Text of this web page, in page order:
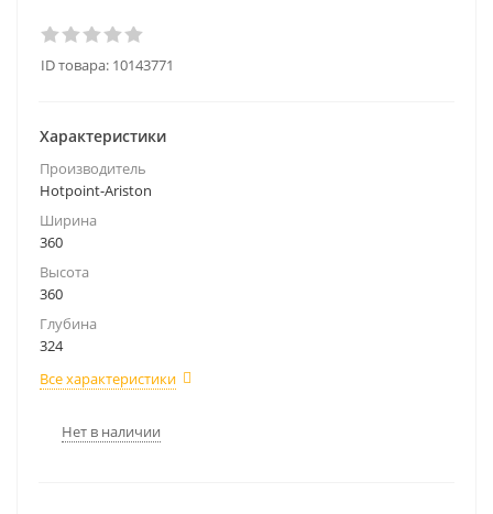
ID товара: 10143771
Характеристики
Производитель
Hotpoint-Ariston
Ширина
360
Высота
360
Глубина
324
Все характеристики
Нет в наличии